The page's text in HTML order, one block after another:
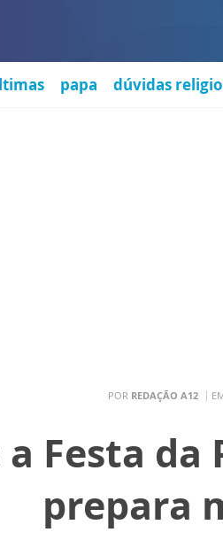
papa dúvidas
POR REDAÇÃO A12
a Festa
prepara